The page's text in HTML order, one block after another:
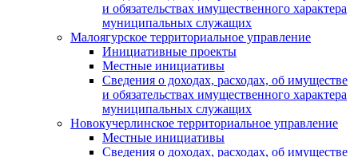
и обязательствах имущественного характера
муниципальных служащих
Малоягурское территориальное управление
Инициативные проекты
Местные инициативы
Сведения о доходах, расходах, об имуществе
и обязательствах имущественного характера
муниципальных служащих
Новокучерлинское территориальное управление
Местные инициативы
Сведения о доходах, расходах, об имуществе